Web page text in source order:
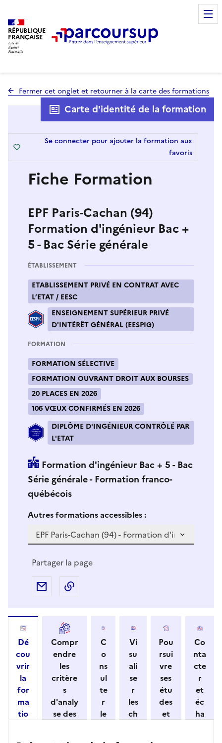
RÉPUBLIQUE
FRANÇAISE
Fermer cet onglet et retourner à la carte des formations
Fiche Formation
EPF Paris-Cachan (94)
Formation d'ingénieur Bac +
5 - Bac Série générale
ÉTABLISSEMENT
ETABLISSEMENT PRIVÉ EN CONTRAT AVEC
L’ETAT / EESC
ENSEIGNEMENT SUPÉRIEUR PRIVÉ
D'INTÉRÊT GÉNÉRAL (EESPIG)
FORMATION
FORMATION SÉLECTIVE
FORMATION OUVRANT DROIT AUX BOURSES
20 PLACES EN 2026
106 VŒUX CONFIRMÉS EN 2026
DIPLÔME D'INGÉNIEUR CONTRÔLÉ PAR
L'ETAT
Formation d'ingénieur Bac + 5 - Bac
Série générale - Formation franco-
québécois
Si vous sélectionnez une formation dans la zone
Autres formations accessibles :S
v
z
Carte d'identité de la formation
Se connecter pour ajouter la formation aux
favoris
Partager la page
Partager par e-mail
Dé
cou
vrir
la
for
ma
tio
Compr
endre
les
critère
s
d'analy
se des
C
o
ns
ul
te
r
le
Vi
su
ali
se
r
les
ch
Pou
rsui
vre
ses
étu
des
et
Co
nta
cte
r
et
éc
ha